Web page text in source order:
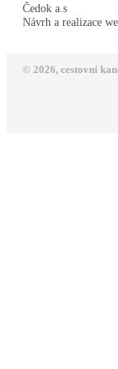
Čedok a.s
Návrh a realizace
© 2026, cestovní